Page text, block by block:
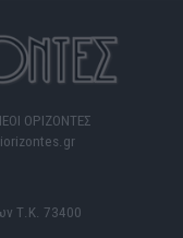
ΟΡΙΖΟΝΤΕΣ
Τ.Κ. 73400